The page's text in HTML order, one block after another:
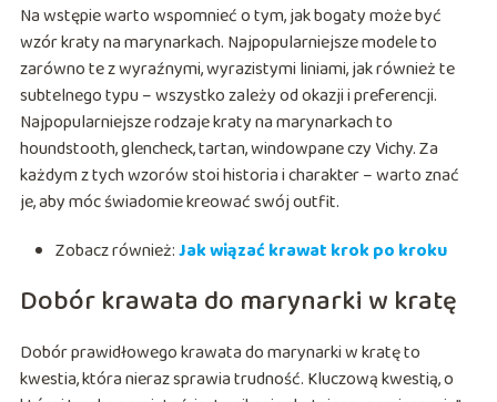
Na wstępie warto wspomnieć o tym, jak bogaty może być
wzór kraty na marynarkach. Najpopularniejsze modele to
zarówno te z wyraźnymi, wyrazistymi liniami, jak również te
subtelnego typu – wszystko zależy od okazji i preferencji.
Najpopularniejsze rodzaje kraty na marynarkach to
houndstooth, glencheck, tartan, windowpane czy Vichy. Za
każdym z tych wzorów stoi historia i charakter – warto znać
je, aby móc świadomie kreować swój outfit.
Zobacz również:Jak wiązać krawat krok po kroku
Dobór krawata do marynarki w kratę
Dobór prawidłowego krawata do marynarki w kratę to
kwestia, która nieraz sprawia trudność. Kluczową kwestią, o